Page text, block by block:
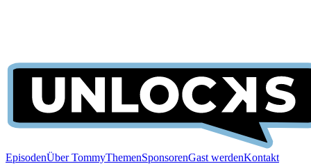
EpisodenÜber TommyThemenSponsorenGast werdenKontakt